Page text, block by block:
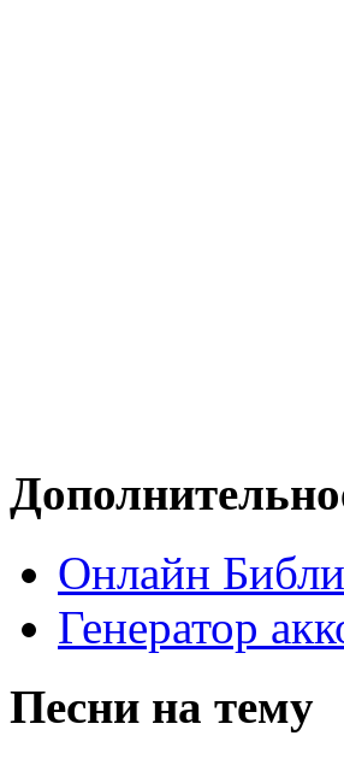
Онлайн
Генератор
Песни на тему